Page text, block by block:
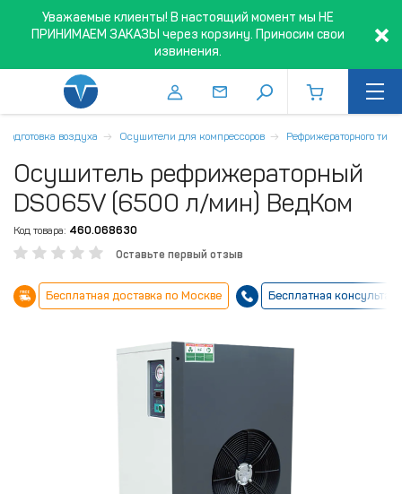
Уважаемые клиенты! В настоящий момент мы НЕ
ПРИНИМАЕМ ЗАКАЗЫ через корзину. Приносим свои
извинения.
Подготовка воздуха Осушители для компрессоров Рефрижераторного типа
Осушитель рефрижераторный
DS065V (6500 л/мин) ВедКом
Код товара: 460.068630
Оставьте первый отзыв
Бесплатная доставка по Москве Бесплатная